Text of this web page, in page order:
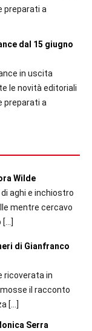
preparati a
dal 15 giugno
in uscita
le novità editoriali
preparati a
Wilde
aghi e inchiostro
mentre cercavo
[…]
di Gianfranco
ricoverata in
il racconto
[…]
Serra